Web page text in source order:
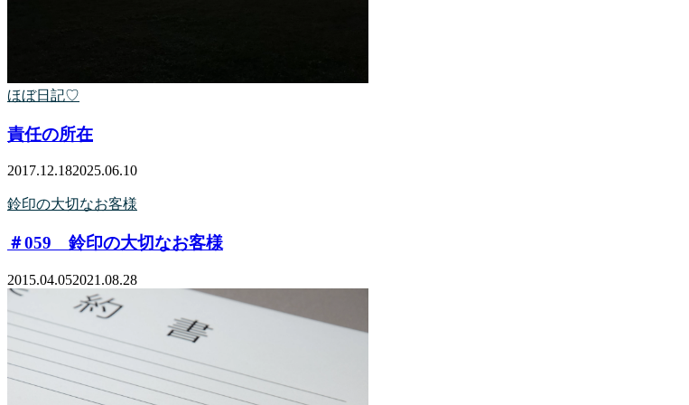
ほぼ日記♡
責任の所在
2017.12.182025.06.10
鈴印の大切なお客様
＃059 鈴印の大切なお客様
2015.04.052021.08.28